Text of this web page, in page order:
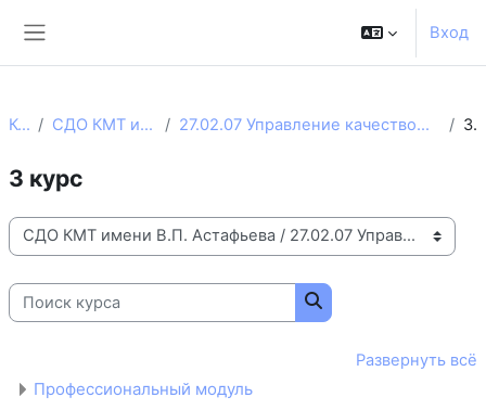
Вход
Курсы СДО КМТ имени В.П. Астафьева 27.02.07 Управление качеством продукции, процессов и услуг (по отраслям) 3 курс
3 курс
Категории курсов
Поиск курса
Поиск курса
Развернуть всё
Профессиональный модуль